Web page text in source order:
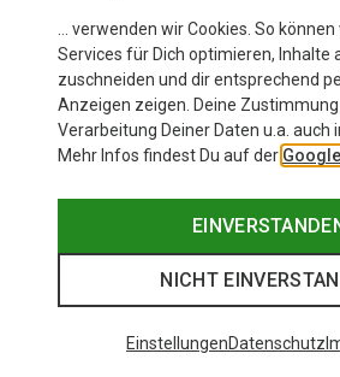
… verwenden wir Cookies. So
Services für Dich optimieren, Inhalte
zuschneiden und dir entsprechend
Anzeigen zeigen. Deine
Verarbeitung Deiner Daten u.a. auch
Mehr Infos findest Du auf der
NICHT
EinstellungenDatenschutz